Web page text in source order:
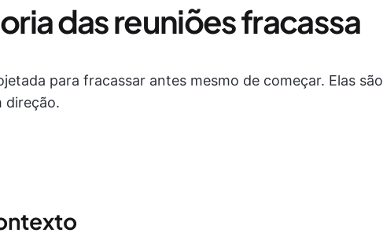
das reuniões fracassa
para fracassar antes mesmo de começar. Elas são
direção.